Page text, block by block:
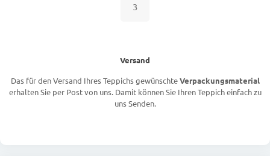
3
Versand
Das für den Versand Ihres Teppichs gewünschteVerpackungsmaterial
erhalten Sie per Post von uns. Damit können Sie Ihren Teppich einfach zu
uns Senden.